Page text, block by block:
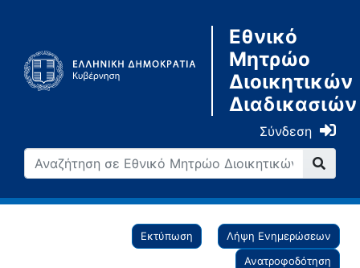
Εθνικό
Μητρώο
Διοικητικών
Διαδικασιών
Σύνδεση
Εκτύπωση
Λήψη Ενημερώσεων
Ανατροφοδότηση